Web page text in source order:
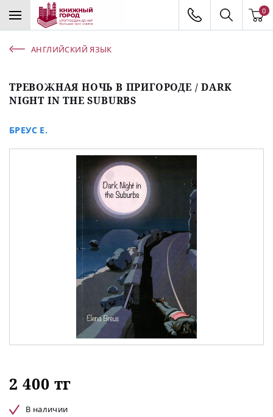
0
АНГЛИЙСКИЙ ЯЗЫК
ТРЕВОЖНАЯ НОЧЬ В ПРИГОРОДЕ / DARK
NIGHT IN THE SUBURBS
БРЕУС Е.
2 400 тг
В наличии